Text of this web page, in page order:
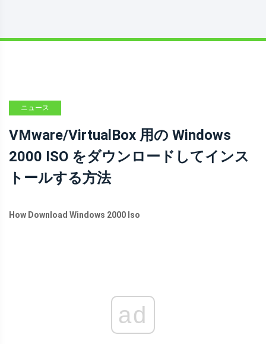
ニュース
VMware/VirtualBox 用の Windows
2000 ISO をダウンロードしてインス
トールする方法
How Download Windows 2000 Iso
ad